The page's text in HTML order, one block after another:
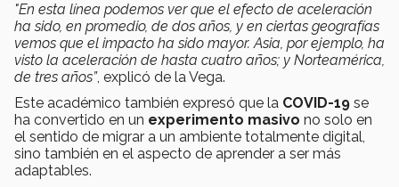
"En esta línea podemos ver que el efecto de aceleración
ha sido, en promedio, de dos años, y en ciertas geografías
vemos que el impacto ha sido mayor. Asia, por ejemplo, ha
visto la aceleración de hasta cuatro años; y Norteamérica,
de tres años”, explicó de la Vega.
Este académico también expresó que la COVID-19 se
ha convertido en un experimento masivo no solo en
el sentido de migrar a un ambiente totalmente digital,
sino también en el aspecto de aprender a ser más
adaptables.